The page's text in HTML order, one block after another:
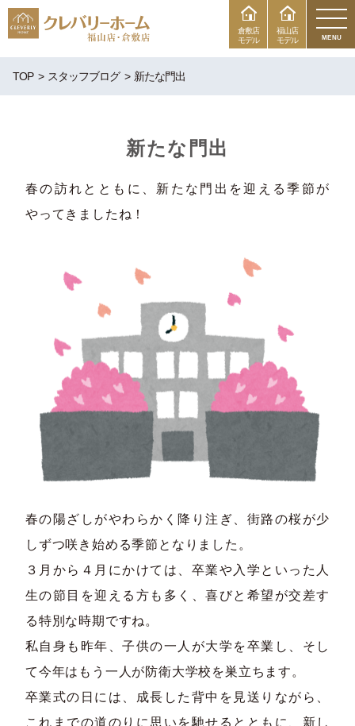
福山店
モデル
倉敷店
モデル
MENU
TOP スタッフブログ 新たな門出
新たな門出
春の訪れとともに、新たな門出を迎える季節が
やってきましたね！
春の陽ざしがやわらかく降り注ぎ、街路の桜が少
しずつ咲き始める季節となりました。
３月から４月にかけては、卒業や入学といった人
生の節目を迎える方も多く、喜びと希望が交差す
る特別な時期ですね。
私自身も昨年、子供の一人が大学を卒業し、そし
て今年はもう一人が防衛大学校を巣立ちます。
卒業式の日には、成長した背中を見送りながら、
これまでの道のりに思いを馳せるとともに、新し